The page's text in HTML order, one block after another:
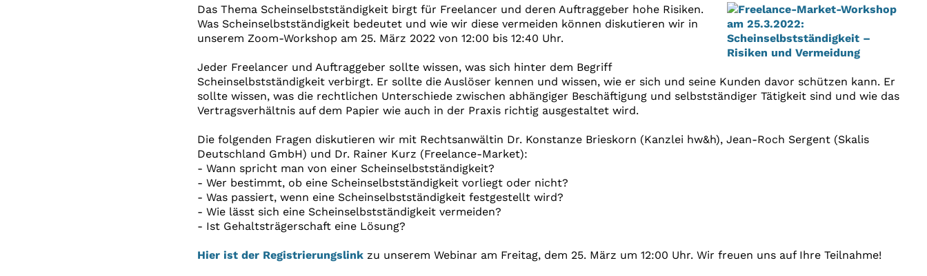
Das Thema Scheinselbstständigkeit birgt für Freelancer und deren Auftraggeber hohe Risiken.
Was Scheinselbstständigkeit bedeutet und wie wir diese vermeiden können diskutieren wir in
unserem Zoom-Workshop am 25. März 2022 von 12:00 bis 12:40 Uhr.
Jeder Freelancer und Auftraggeber sollte wissen, was sich hinter dem Begriff
Scheinselbstständigkeit verbirgt. Er sollte die Auslöser kennen und wissen, wie er sich und seine Kunden davor schützen kann. Er
sollte wissen, was die rechtlichen Unterschiede zwischen abhängiger Beschäftigung und selbstständiger Tätigkeit sind und wie das
Vertragsverhältnis auf dem Papier wie auch in der Praxis richtig ausgestaltet wird.
Die folgenden Fragen diskutieren wir mit Rechtsanwältin Dr. Konstanze Brieskorn (Kanzlei hw&h), Jean-Roch Sergent (Skalis
Deutschland GmbH) und Dr. Rainer Kurz (Freelance-Market):
- Wann spricht man von einer Scheinselbstständigkeit?
- Wer bestimmt, ob eine Scheinselbstständigkeit vorliegt oder nicht?
- Was passiert, wenn eine Scheinselbstständigkeit festgestellt wird?
- Wie lässt sich eine Scheinselbstständigkeit vermeiden?
- Ist Gehaltsträgerschaft eine Lösung?
Hier ist der Registrierungslinkzu unserem Webinar am Freitag, dem 25. März um 12:00 Uhr. Wir freuen uns auf Ihre Teilnahme!